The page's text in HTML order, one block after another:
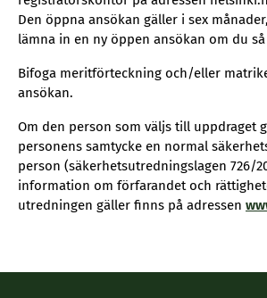
Den öppna ansökan gäller i sex
lämna in en ny öppen ansökan om du
Bifoga meritförteckning och/eller
ansökan.
Om den person som väljs till uppdraget
personens samtycke en normal
person (säkerhetsutredningslagen 726/
information om förfarandet och
utredningen gäller finns på adressen